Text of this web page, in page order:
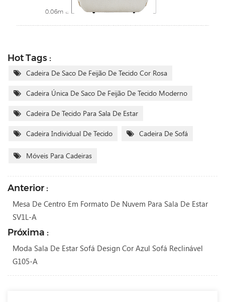
Hot Tags :
Cadeira De Saco De Feijão De Tecido Cor Rosa
Cadeira Única De Saco De Feijão De Tecido Moderno
Cadeira De Tecido Para Sala De Estar
Cadeira Individual De Tecido Cadeira De Sofá
Móveis Para Cadeiras
Anterior :
Mesa De Centro Em Formato De Nuvem Para Sala De Estar
SV1L-A
Próxima :
Moda Sala De Estar Sofá Design Cor Azul Sofá Reclinável
G105-A